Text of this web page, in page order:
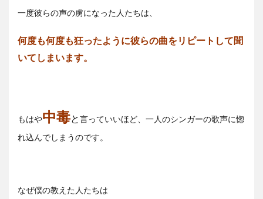
一度彼らの声の虜になった人たちは、
何度も何度も狂ったように彼らの曲をリピートして聞
いてしまいます。
もはや中毒と言っていいほど、一人のシンガーの歌声に惚
れ込んでしまうのです。
なぜ僕の教えた人たちは